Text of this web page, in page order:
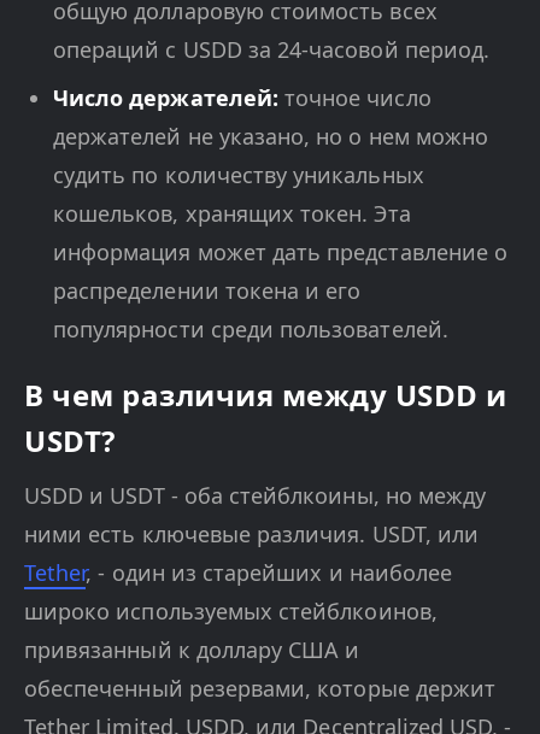
общую долларовую стоимость всех
операций с USDD за 24-часовой период.
Число держателей: точное число
держателей не указано, но о нем можно
судить по количеству уникальных
кошельков, хранящих токен. Эта
информация может дать представление о
распределении токена и его
популярности среди пользователей.
В чем различия между USDD и
USDT?
USDD и USDT - оба стейблкоины, но между
ними есть ключевые различия. USDT, или
Tether, - один из старейших и наиболее
широко используемых стейблкоинов,
привязанный к доллару США и
обеспеченный резервами, которые держит
Tether Limited. USDD, или Decentralized USD, -